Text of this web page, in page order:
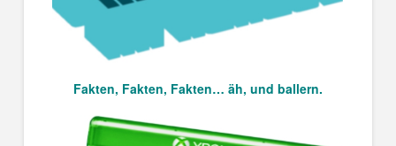
Fakten, Fakten, Fakten… äh, und ballern.